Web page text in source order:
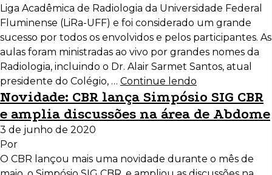
Liga Acadêmica de Radiologia da Universidade Federal
Fluminense (LiRa-UFF) e foi considerado um grande
sucesso por todos os envolvidos e pelos participantes. As
aulas foram ministradas ao vivo por grandes nomes da
Radiologia, incluindo o Dr. Alair Sarmet Santos, atual
presidente do Colégio, … Continue lendo
Novidade: CBR lança Simpósio SIG CBR
e amplia discussões na área de Abdome
3 de junho de 2020
Por
O CBR lançou mais uma novidade durante o mês de